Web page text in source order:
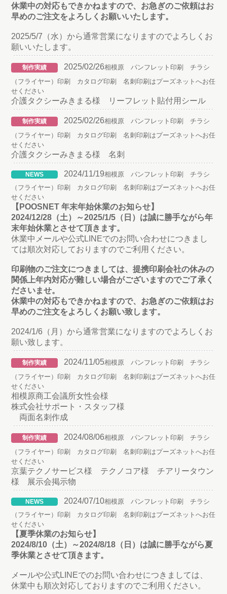
休業中の対応もできかねますので、お急ぎのご依頼はお
早めのご注文をよろしくお願いいたします。
2025/5/7（水）から通常営業になりますのでよろしくお
願いいたします。
制作実績 2025/02/26相模原 パンフレット印刷 チラシ
（フライヤー）印刷 カタログ印刷 名刺印刷はプーズネットへお任
せください
介護タクシーみきまる様 リーフレット貼付用シール
制作実績 2025/02/26相模原 パンフレット印刷 チラシ
（フライヤー）印刷 カタログ印刷 名刺印刷はプーズネットへお任
せください
介護タクシーみきまる様 名刺
NEWS 2024/11/19相模原 パンフレット印刷 チラシ
（フライヤー）印刷 カタログ印刷 名刺印刷はプーズネットへお任
せください
【POOSNET 年末年始休業のお知らせ】
2024/12/28（土）～2025/1/5（日）は誠に勝手ながら年
末年始休業とさせて頂きます。
休業中メールや公式LINEでのお問い合わせにつきまし
ては順次対応しておりますのでご利用ください。
印刷物のご注文につきましては、提携印刷会社の休みの
関係上年内対応が難しい場合がございますのでご了承く
ださいませ。
休業中の対応もできかねますので、お急ぎのご依頼はお
早めのご注文をよろしくお願い致します。
2024/1/6（月）から通常営業になりますのでよろしくお
願い致します。
制作実績 2024/11/05相模原 パンフレット印刷 チラシ
（フライヤー）印刷 カタログ印刷 名刺印刷はプーズネットへお任
せください
相模原商工会議所女性会様
株式会社サポート・スタッフ様
両面名刺作成
制作実績 2024/08/06相模原 パンフレット印刷 チラシ
（フライヤー）印刷 カタログ印刷 名刺印刷はプーズネットへお任
せください
京葉テクノサービス様 テクノコア様 チアリータウン
様 展示会掲示物
NEWS 2024/07/10相模原 パンフレット印刷 チラシ
（フライヤー）印刷 カタログ印刷 名刺印刷はプーズネットへお任
せください
【夏季休業のお知らせ】
2024/8/10（土）～2024/8/18（日）は誠に勝手ながら夏
季休業とさせて頂きます。
メールや公式LINEでのお問い合わせにつきましては、
休業中も順次対応しておりますのでご利用ください。